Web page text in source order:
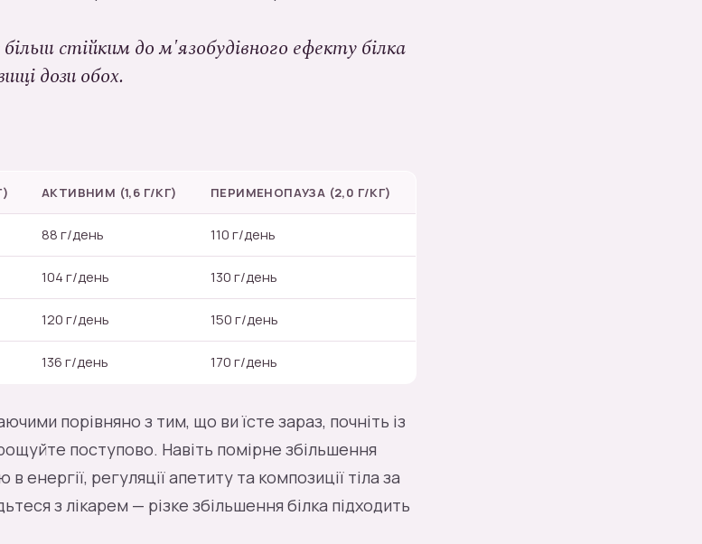
стійким до м'язобудівного ефекту білка
дози обох.
АКТИВНИМ (1,6 Г/КГ) ПЕРИМЕНОПАУЗА (2,0 Г/КГ)
88 г/день 110 г/день
104 г/день 130 г/день
120 г/день 150 г/день
136 г/день 170 г/день
порівняно з тим, що ви їсте зараз, почніть із
поступово. Навіть помірне збільшення
енергії, регуляції апетиту та композиції тіла за
з лікарем — різке збільшення білка підходить